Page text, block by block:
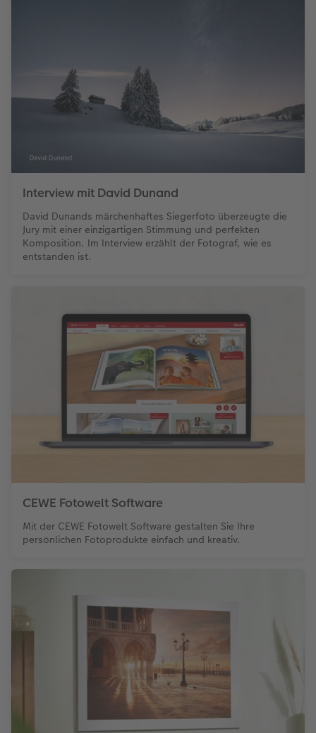
Interview mit David Dunand
David Dunands märchenhaftes Siegerfoto überzeugte die
Jury mit einer einzigartigen Stimmung und perfekten
Komposition. Im Interview erzählt der Fotograf, wie es
entstanden ist.
CEWE Fotowelt Software
Mit der CEWE Fotowelt Software gestalten Sie Ihre
persönlichen Fotoprodukte einfach und kreativ.